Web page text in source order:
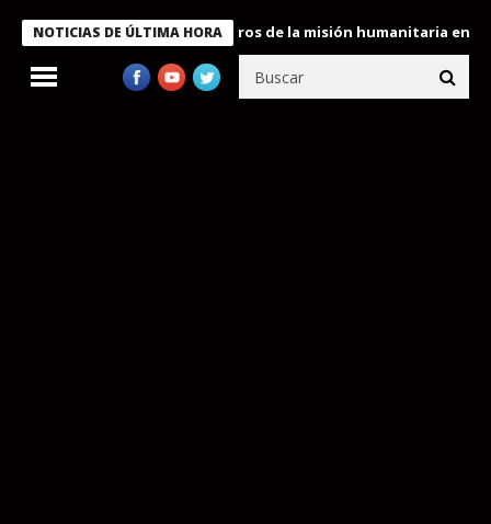
NOTICIAS DE ÚLTIMA HORA
condecora a miembros de la misión humanitaria enviada a